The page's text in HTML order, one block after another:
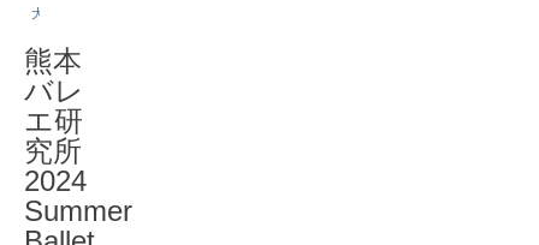
大ホール
熊本
バレ
エ研
究所
2024
Summer